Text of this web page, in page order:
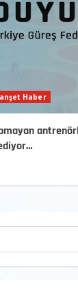
Haber
GÜREŞ
Açılıyor